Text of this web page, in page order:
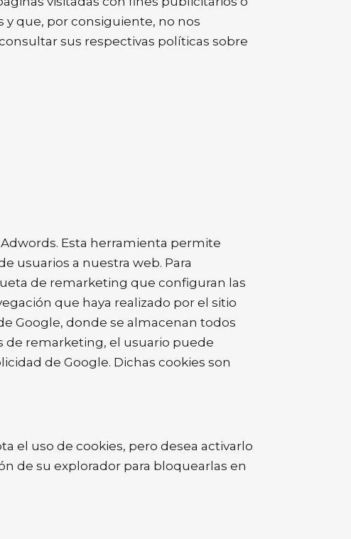
y que, por consiguiente, no nos
sus respectivas políticas sobre
Esta herramienta permite
usuarios a nuestra web. Para
de remarketing que configuran las
que haya realizado por el sitio
Google, donde se almacenan todos
de remarketing, el usuario puede
de Google. Dichas cookies son
el uso de cookies, pero desea activarlo
de su explorador para bloquearlas en